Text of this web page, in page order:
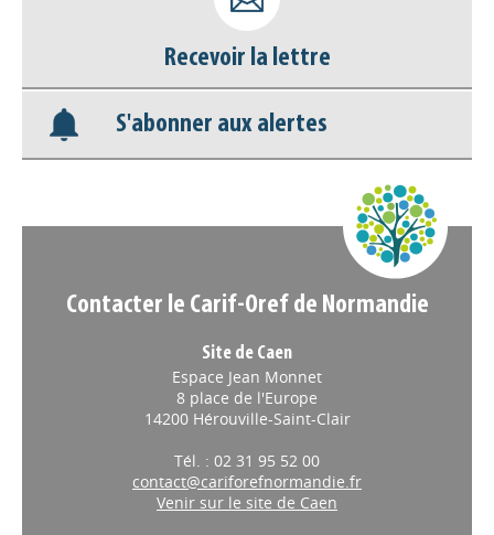
Base documentaire
Nos veilles Scoop.it
Recevoir la lettre
S'abonner aux alertes
Contacter le Carif-Oref de Normandie
Site de Caen
Espace Jean Monnet
8 place de l'Europe
14200 Hérouville-Saint-Clair
Tél. : 02 31 95 52 00
contact@cariforefnormandie.fr
Venir sur le site de Caen